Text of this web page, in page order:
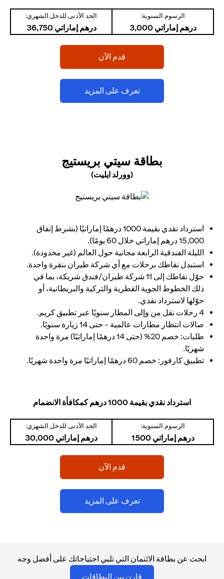
الرسوم السنوية:
درهم إماراتي 3,000
الحد الأدنى للدخل الشهري:
درهم إماراتي 36,750
قدم الآن
تعرف على المزيد
بطاقة سيتي بريستيج
(وورلد ايليت)
استرداد نقدي بقيمة 1000 درهمًا إماراتيًا (بشرط إنفاق
15,000 درهم إماراتي خلال 60 يومًا).
الليلة الفندقية الرابعة مجانية حول العالم (غير محدودة).
استبدل نقاطك برحلات مع أي شركة طيران بنقرة واحدة.
حوّل نقاطك إلى 11 شركة طيران/فندق شريكة، بما في
ذلك الخطوط الجوية القطرية والتركية والبريطانية، أو
حوّلها لاسترداد نقدي.
4 رحلات نقل من وإلى المطار سنويًا عبر تطبيق كريم.
صالات انتظار مطارات عالمية - حتى 14 زيارة سنويًا.
طلبات: خصم 20% (حتى 14 درهمًا إماراتيًا) مرة واحدة
شهريًا.
تطبيق كارفور: خصم 60 درهمًا إماراتيًا مرة واحدة شهريًا.
استرداد نقدي بقيمة 1000 درهم كمكافأة الانضمام
الرسوم السنوية:
درهم إماراتي 1500
الحد الأدنى للدخل الشهري:
درهم إماراتي 30,000
قدم الآن
تعرف على المزيد
ابحث عن بطاقة الائتمان التي تلبي احتياجاتك على أفضل وجه
قارن بين البطاقات